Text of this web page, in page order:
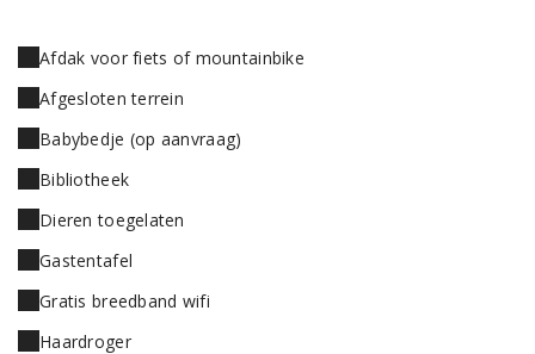
Afdak voor fiets of mountainbike
Afgesloten terrein
Babybedje (op aanvraag)
Bibliotheek
Dieren toegelaten
Gastentafel
Gratis breedband wifi
Haardroger